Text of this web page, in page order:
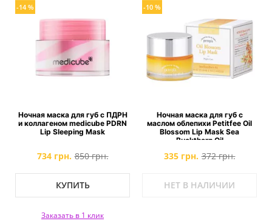
-14 %
Ночная маска для губ с ПДРН
и коллагеном medicube PDRN
Lip Sleeping Mask
734 грн. 850 грн.
КУПИТЬ
Заказать в 1 клик
-10 %
Ночная маска для губ c
маслом облепихи Petitfee Oil
Blossom Lip Mask Sea
Buckthorn Oil
335 грн. 372 грн.
НЕТ В НАЛИЧИИ